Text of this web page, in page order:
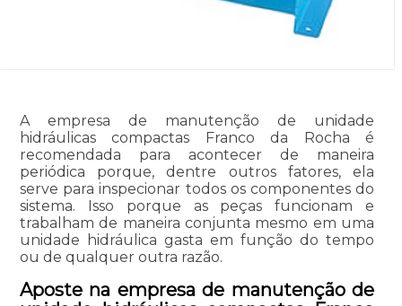
A empresa de manutenção de unidade
hidráulicas compactas Franco da Rocha é
recomendada para acontecer de maneira
periódica porque, dentre outros fatores, ela
serve para inspecionar todos os componentes do
sistema. Isso porque as peças funcionam e
trabalham de maneira conjunta mesmo em uma
unidade hidráulica gasta em função do tempo
ou de qualquer outra razão.
Aposte na empresa de manutenção de